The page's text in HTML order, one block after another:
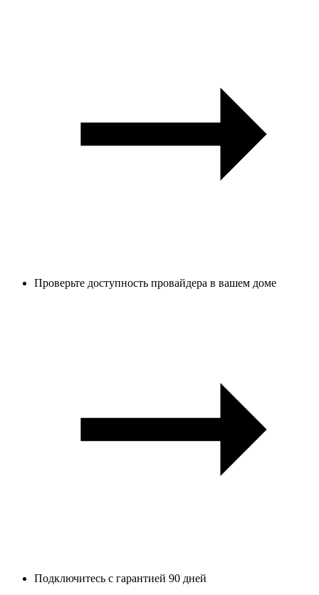
Проверьте доступность провайдера в вашем доме
Подключитесь с гарантией 90 дней